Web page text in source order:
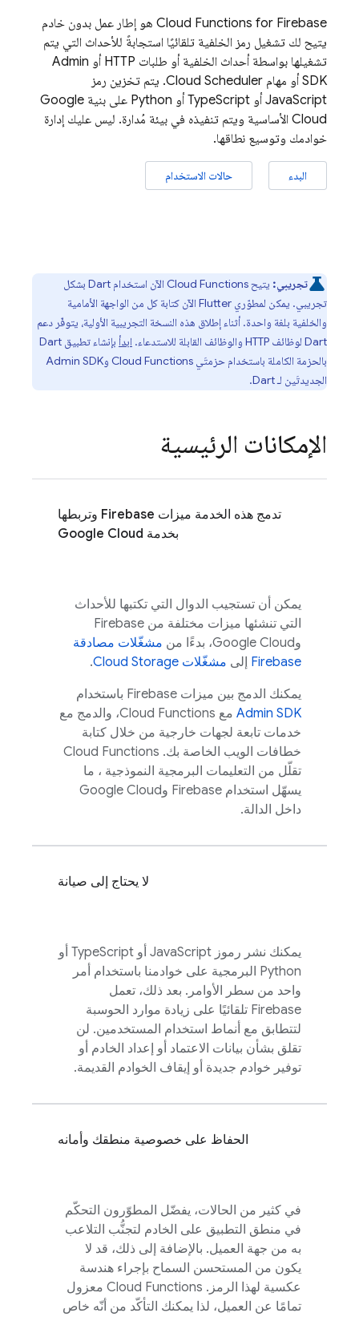
Cloud Functions for Firebase هو إطار عمل بدون خادم
يتيح لك تشغيل رمز الخلفية تلقائيًا استجابةً للأحداث التي يتم
تشغيلها بواسطة أحداث الخلفية أو طلبات HTTP أو
Admin
SDK أو مهام Cloud Scheduler. يتم تخزين رمز
JavaScript أو TypeScript أو Python على بنية Google
Cloud الأساسية ويتم تنفيذه في بيئة مُدارة. ليس عليك إدارة
خوادمك وتوسيع نطاقها.
البدء حالات الاستخدام
تجريبي: يتيحCloud Functions
الآن استخدام Dart بشكل
تجريبي. يمكن لمطوّري Flutter الآن كتابة كل من الواجهة الأمامية
والخلفية بلغة واحدة. أثناء إطلاق هذه النسخة التجريبية الأولية، يتوفّر دعم
Dart لوظائف HTTP والوظائف القابلة للاستدعاء.
ابدأ
بإنشاء تطبيق Dart
بالحزمة الكاملة باستخدام حزمتَي Cloud Functions
وAdmin SDK
الجديدتَين لـ Dart.
الإمكانات الرئيسية
تدمج هذه الخدمة ميزات Firebase وتربطها
بخدمة Google Cloud
يمكن أن تستجيب الدوال التي تكتبها للأحداث
التي تنشئها ميزات مختلفة من Firebase
وGoogle Cloud، بدءًا من مشغّلات مصادقة
Firebase إلى مشغّلات Cloud Storage
.
يمكنك الدمج بين ميزات Firebase باستخدام
Admin SDK
مع Cloud Functions، والدمج مع
خدمات تابعة لجهات خارجية من خلال كتابة
خطافات الويب الخاصة بك. Cloud Functions
تقلّل من التعليمات البرمجية النموذجية ، ما
يسهّل استخدام Firebase و
Google Cloud
داخل الدالة.
لا يحتاج إلى صيانة
يمكنك نشر رموز JavaScript أو TypeScript أو
Python البرمجية على خوادمنا باستخدام أمر
واحد من سطر الأوامر. بعد ذلك، تعمل
Firebase تلقائيًا على زيادة موارد الحوسبة
لتتطابق مع أنماط استخدام المستخدمين. لن
تقلق بشأن بيانات الاعتماد أو إعداد الخادم أو
توفير خوادم جديدة أو إيقاف الخوادم القديمة.
الحفاظ على خصوصية منطقك وأمانه
في كثير من الحالات، يفضّل المطوّرون التحكّم
في منطق التطبيق على الخادم لتجنُّب التلاعب
به من جهة العميل. بالإضافة إلى ذلك، قد لا
يكون من المستحسن السماح بإجراء هندسة
عكسية لهذا الرمز. Cloud Functions معزول
تمامًا عن العميل، لذا يمكنك التأكّد من أنّه خاص